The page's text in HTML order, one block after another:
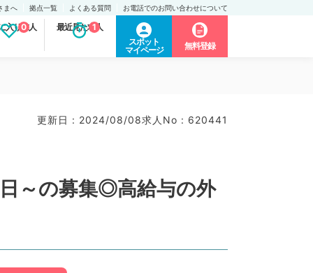
まへ 拠点一覧 よくある質問 お電話でのお問い合わせについて
入り求人
0 最近見た求人
1
スポット
マイページ
無料登録
更新日 : 2024/08/08求人No : 620441
～の募集◎高給与の外